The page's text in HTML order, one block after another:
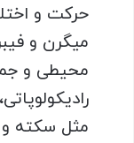
حرکت و
میگرن و
محیطی و
مثل سکته